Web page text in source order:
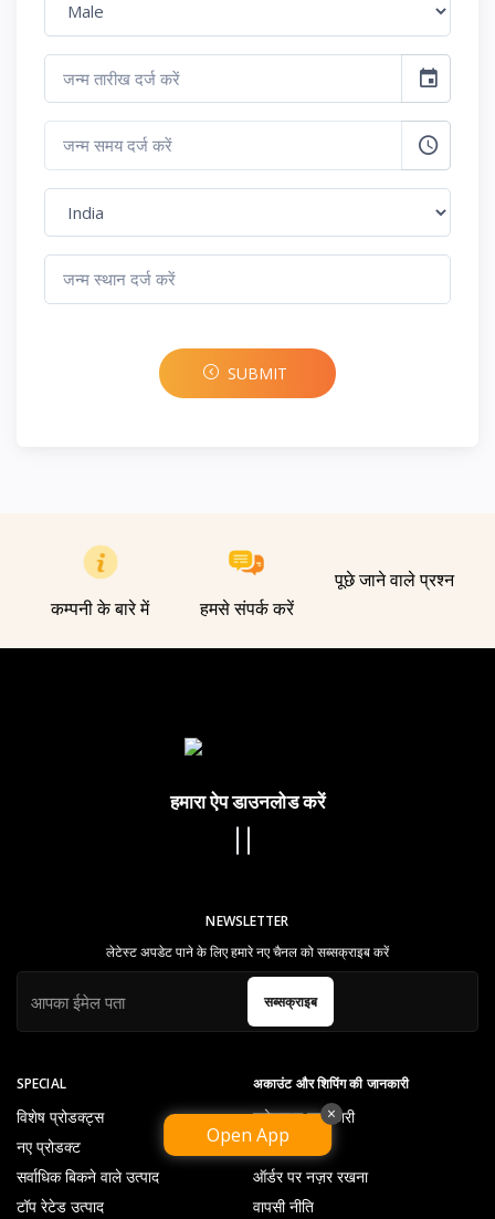
event
SUBMIT
कम्पनी के बारे में हमसे संपर्क करें
पूछे जाने वाले प्रश्न
हमारा ऐप डाउनलोड करें
SPECIAL
विशेष प्रोडक्ट्स
नए प्रोडक्ट
सर्वाधिक बिकने वाले उत्पाद
टॉप रेटेड उत्पाद
अकाउंट और शिपिंग की जानकारी
प्रोफ़ाइल जानकारी
विश लिस्ट
ऑर्डर पर नज़र रखना
वापसी नीति
NEWSLETTER
लेटेस्ट अपडेट पाने के लिए हमारे नए चैनल को सब्सक्राइब करें
सब्सक्राइब
Open App
×